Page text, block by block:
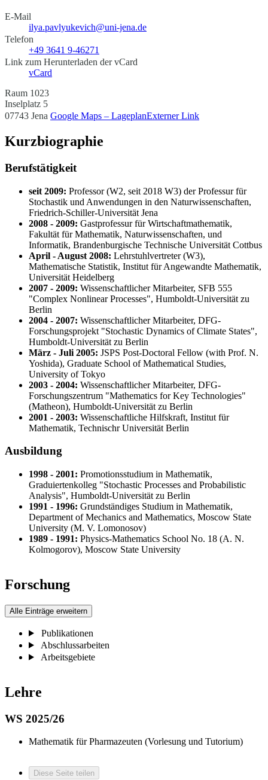
E-Mail
ilya.pavlyukevich@uni-jena.de
Telefon
+49 3641 9-46271
Link zum Herunterladen der vCard
vCard
Raum 1023
Inselplatz 5
07743 Jena Google Maps – LageplanExterner Link
Kurzbiographie
Berufstätigkeit
seit 2009: Professor (W2, seit 2018 W3) der Professur für
Stochastik und Anwendungen in den Naturwissenschaften,
Friedrich-Schiller-Universität Jena
2008 - 2009: Gastprofessur für Wirtschaftmathematik,
Fakultät für Mathematik, Naturwissenschaften, und
Informatik, Brandenburgische Technische Universität Cottbus
April - August 2008: Lehrstuhlvertreter (W3),
Mathematische Statistik, Institut für Angewandte Mathematik,
Universität Heidelberg
2007 - 2009: Wissenschaftlicher Mitarbeiter, SFB 555
"Complex Nonlinear Processes", Humboldt-Universität zu
Berlin
2004 - 2007: Wissenschaftlicher Mitarbeiter, DFG-
Forschungsprojekt "Stochastic Dynamics of Climate States",
Humboldt-Universität zu Berlin
März - Juli 2005: JSPS Post-Doctoral Fellow (with Prof. N.
Yoshida), Graduate School of Mathematical Studies,
University of Tokyo
2003 - 2004: Wissenschaftlicher Mitarbeiter, DFG-
Forschungszentrum "Mathematics for Key Technologies"
(Matheon), Humboldt-Universität zu Berlin
2001 - 2003: Wissenschaftliche Hilfskraft, Institut für
Mathematik, Technischr Universität Berlin
Ausbildung
1998 - 2001: Promotionsstudium in Mathematik,
Graduiertenkolleg "Stochastic Processes and Probabilistic
Analysis", Humboldt-Universität zu Berlin
1991 - 1996: Grundständiges Studium in Mathematik,
Department of Mechanics and Mathematics, Moscow State
University (M. V. Lomonosov)
1989 - 1991: Physics-Mathematics School No. 18 (A. N.
Kolmogorov), Moscow State University
Forschung
Alle Einträge erweitern
Publikationen
Abschlussarbeiten
Arbeitsgebiete
Lehre
WS 2025/26
Mathematik für Pharmazeuten (Vorlesung und Tutorium)
Diese Seite teilen